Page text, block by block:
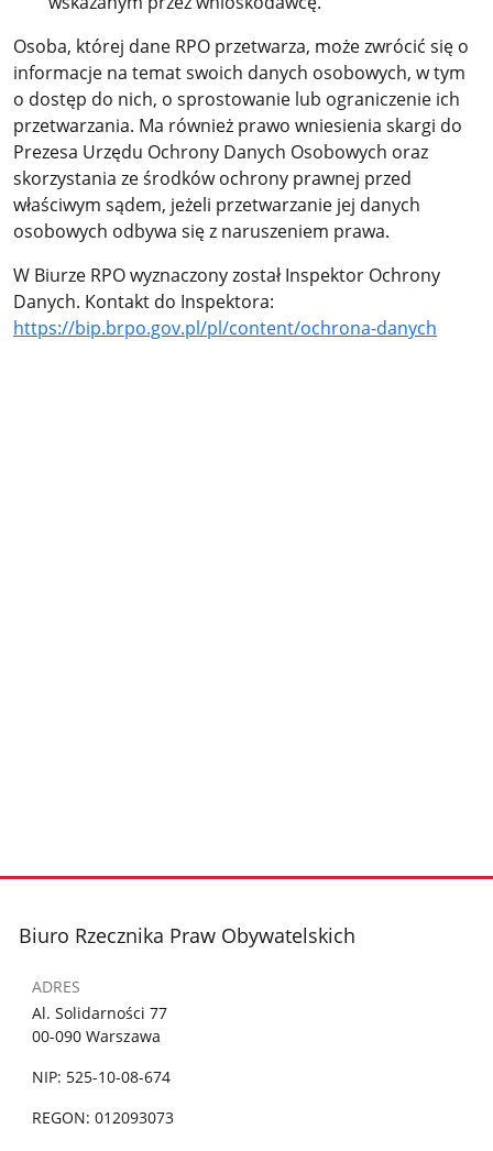
Osoba, której dane RPO przetwarza, może zwrócić się o
informacje na temat swoich danych osobowych, w tym
o dostęp do nich, o sprostowanie lub ograniczenie ich
przetwarzania. Ma również prawo wniesienia skargi do
Prezesa Urzędu Ochrony Danych Osobowych oraz
skorzystania ze środków ochrony prawnej przed
właściwym sądem, jeżeli przetwarzanie jej danych
osobowych odbywa się z naruszeniem prawa.
W Biurze RPO wyznaczony został Inspektor Ochrony
Danych. Kontakt do Inspektora:
https://bip.brpo.gov.pl/pl/content/ochrona-danych
Biuro Rzecznika Praw Obywatelskich
ADRES
Al. Solidarności 77
00-090 Warszawa
NIP: 525-10-08-674
REGON: 012093073